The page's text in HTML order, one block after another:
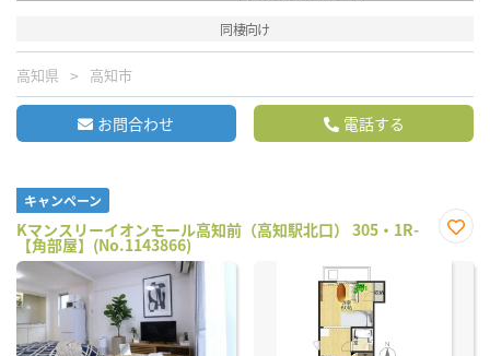
同棲向け
高知県 高知市
お問合わせ 電話する
キャンペーン
Kマンスリーイオンモール高知前（高知駅北口） 305・1R-
【角部屋】(No.1143866)
に入